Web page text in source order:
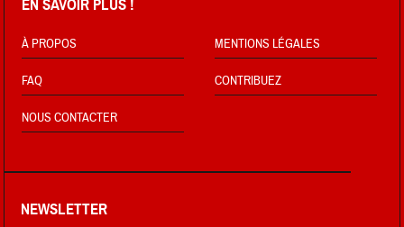
EN SAVOIR PLUS !
À PROPOS MENTIONS LÉGALES
FAQ CONTRIBUEZ
NOUS CONTACTER
NEWSLETTER